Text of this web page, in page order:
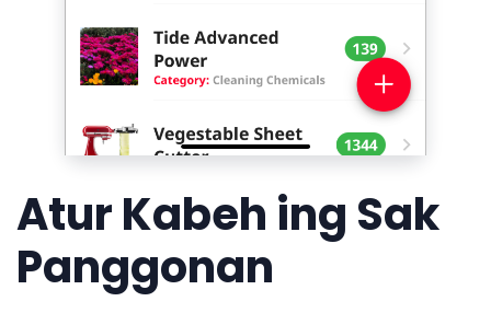
Atur Kabeh ing Sak
Panggonan